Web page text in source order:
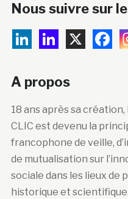
Nous suivre sur
A propos
18 ans après sa
CLIC est devenu la
francophone de veille,
de mutualisation sur
sociale dans les lieux de
historique et scientifique.